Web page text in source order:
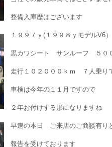
整備入庫歴はございます
１９９７ｙ(１９９８ｙモデル
黒カワシート サンルーフ ５０
走行１０２０００ｋｍ ７人乗り
車検は今年の１１月ですので
２年お付けする形になりますね
早速の本日 ご来店のご商談有り
報告を受けております